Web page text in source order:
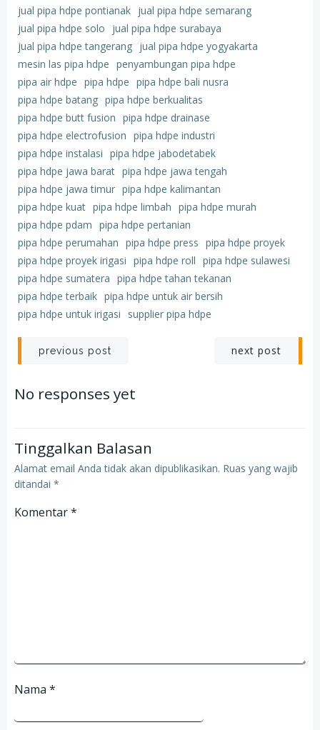
jual pipa hdpe pontianak jual pipa hdpe semarang
jual pipa hdpe solo
jual pipa hdpe surabaya
jual pipa hdpe tangerang jual pipa hdpe yogyakarta
mesin las pipa hdpe penyambungan pipa hdpe
pipa air hdpe pipa hdpe pipa hdpe bali nusra
pipa hdpe batang pipa hdpe berkualitas
pipa hdpe butt fusion pipa hdpe drainase
pipa hdpe electrofusion pipa hdpe industri
pipa hdpe instalasi pipa hdpe jabodetabek
pipa hdpe jawa barat pipa hdpe jawa tengah
pipa hdpe jawa timur pipa hdpe kalimantan
pipa hdpe kuat pipa hdpe limbah pipa hdpe murah
pipa hdpe pdam pipa hdpe pertanian
pipa hdpe perumahan pipa hdpe press pipa hdpe proyek
pipa hdpe proyek irigasi pipa hdpe roll pipa hdpe sulawesi
pipa hdpe sumatera pipa hdpe tahan tekanan
pipa hdpe terbaik pipa hdpe untuk air bersih
pipa hdpe untuk irigasi
supplier pipa hdpe
Post
navigation
previous post next post
No responses yet
Tinggalkan Balasan
Alamat email Anda tidak akan dipublikasikan. Ruas yang wajib
ditandai *
Komentar*
Nama *